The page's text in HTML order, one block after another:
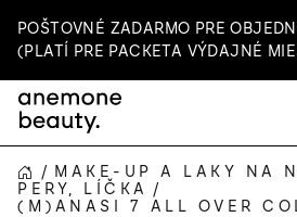
na
obsah
POŠTOVNÉ ZADARMO PRE
(PLATÍ PRE PACKETA VÝDAJNÉ
DOMOV
/ MAKE-UP A LAKY NA
PERY, LÍČKA /
(M)ANASI 7 ALL OVER